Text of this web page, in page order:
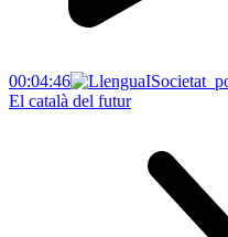
00:04:46
El català del futur